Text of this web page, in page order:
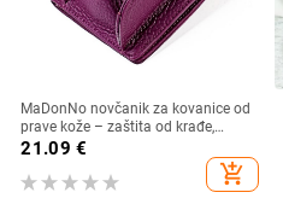
MaDonNo novčanik za kovanice od
prave kože – zaštita od krađe,
proširivi, podstava od poliestera,
21.09 €
add_shopping_cart